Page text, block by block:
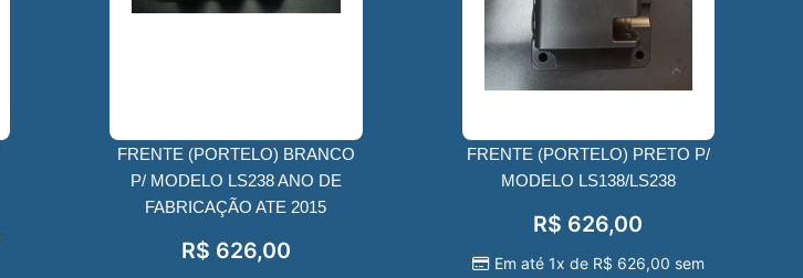
FRENTE (PORTELO) BRANCO
P/ MODELO LS238 ANO DE
FABRICAÇÃO ATE 2015
R$ 626,00
FRENTE (PORTELO) PRETO P/
MODELO LS138/LS238
R$ 626,00
Em até 1x de R$ 626,00 sem